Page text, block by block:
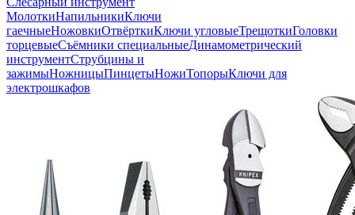
МолоткиНапильникиКлючи
гаечныеНожовкиОтвёрткиКлючи угловыеТрещоткиГоловки
торцевыеСъёмники специальныеДинамометрический
инструментСтрубцины и
зажимыНожницыПинцетыНожиТопорыКлючи для
электрошкафов